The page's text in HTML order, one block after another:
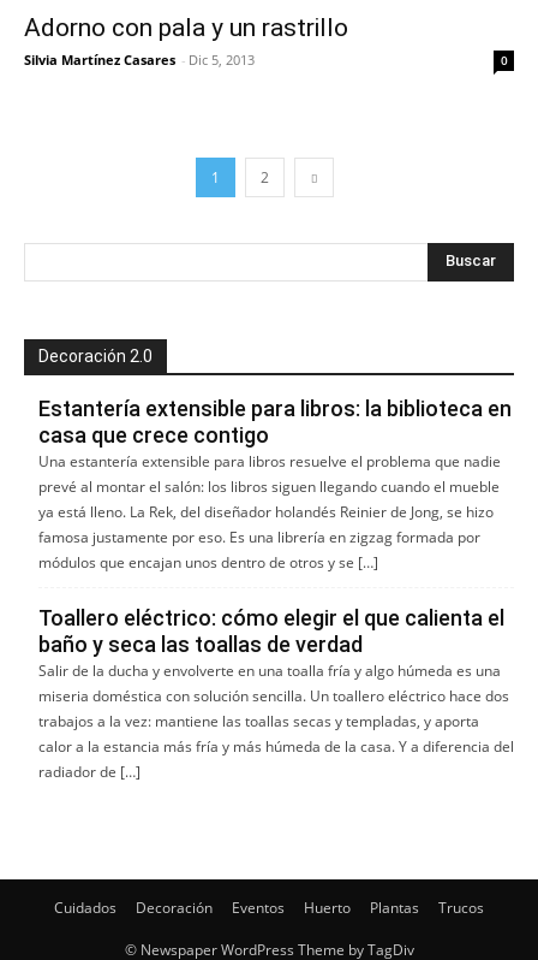
Adorno con pala y un rastrillo
Silvia Martínez Casares - Dic 5, 2013 0
1 2
Decoración 2.0
Estantería extensible para libros: la biblioteca en
casa que crece contigo
Una estantería extensible para libros resuelve el problema que nadie
prevé al montar el salón: los libros siguen llegando cuando el mueble
ya está lleno. La Rek, del diseñador holandés Reinier de Jong, se hizo
famosa justamente por eso. Es una librería en zigzag formada por
módulos que encajan unos dentro de otros y se […]
Toallero eléctrico: cómo elegir el que calienta el
baño y seca las toallas de verdad
Salir de la ducha y envolverte en una toalla fría y algo húmeda es una
miseria doméstica con solución sencilla. Un toallero eléctrico hace dos
trabajos a la vez: mantiene las toallas secas y templadas, y aporta
calor a la estancia más fría y más húmeda de la casa. Y a diferencia del
radiador de […]
Cuidados Decoración Eventos Huerto Plantas Trucos
© Newspaper WordPress Theme by TagDiv